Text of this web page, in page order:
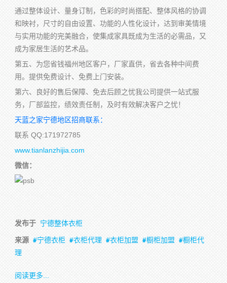
通过整体设计、量身订制，色彩的时尚搭配、整体风格的协调
和映衬，尺寸的自由设置、功能的人性化设计，达到审美情境
与实用功能的完美融合，使集成家具既成为生活的必需品，又
成为家居生活的艺术品。
第五、为您省钱福州地区客户，厂家直供，省去各种中间费
用。提供免费设计、免费上门安装。
第六、良好的售后保障、免去后顾之忧我公司提供一站式服
务，厂部监控，绩效责任制，及时有效解决客户之忧！
天蓝之家宁德地区招商联系：
联系 QQ:171972785
www.tianlanzhijia.com
微信：
发布于 宁德整体衣柜
来源 宁德衣柜 衣柜代理 衣柜加盟 橱柜加盟
橱柜代
理
阅读更多...